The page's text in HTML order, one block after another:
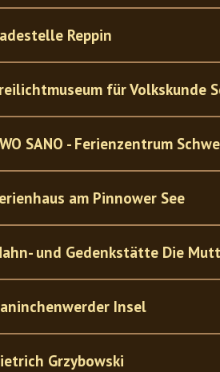
Reppin
für Volkskunde
SANO - Ferienzentrum
am Pinnower See
und Gedenkstätte Die
Insel
Grzybowski